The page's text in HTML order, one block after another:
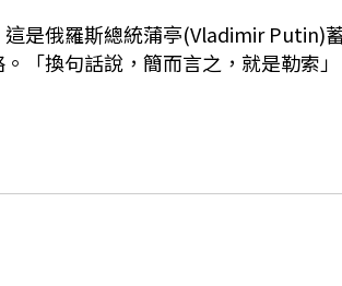
是俄羅斯總統蒲亭(Vladimir Putin)
「換句話說，簡而言之，就是勒索」